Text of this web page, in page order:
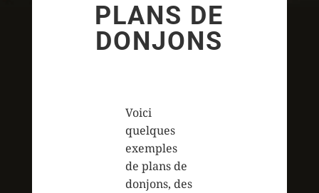
PLANS DE
DONJONS
Voici
quelques
exemples
de plans de
donjons, des